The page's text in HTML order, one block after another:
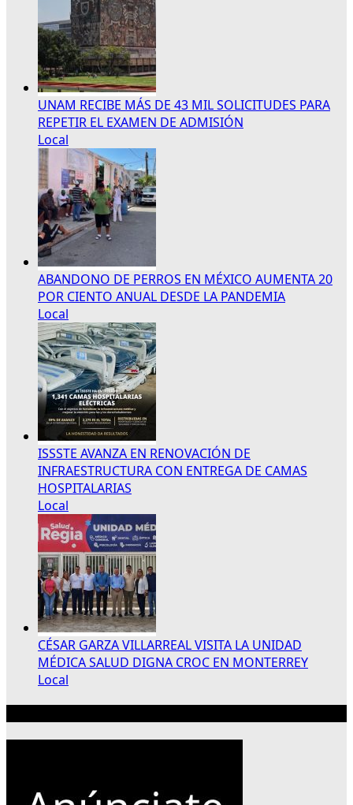
UNAM RECIBE MÁS DE 43 MIL SOLICITUDES PARA
REPETIR EL EXAMEN DE ADMISIÓN
Local
ABANDONO DE PERROS EN MÉXICO AUMENTA 20
POR CIENTO ANUAL DESDE LA PANDEMIA
Local
ISSSTE AVANZA EN RENOVACIÓN DE
INFRAESTRUCTURA CON ENTREGA DE CAMAS
HOSPITALARIAS
Local
CÉSAR GARZA VILLARREAL VISITA LA UNIDAD
MÉDICA SALUD DIGNA CROC EN MONTERREY
Local